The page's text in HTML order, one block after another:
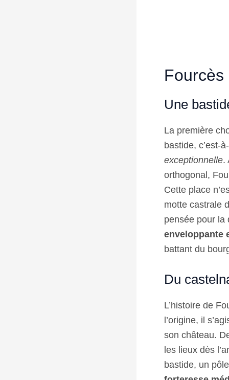
Une
La première
bastide, c’est-
exceptionnelle.
orthogonal,
Cette place
motte castrale
pensée pour la
enveloppante
battant du
Du
L’histoire de
l’origine, il
son château.
les lieux dès
bastide, un